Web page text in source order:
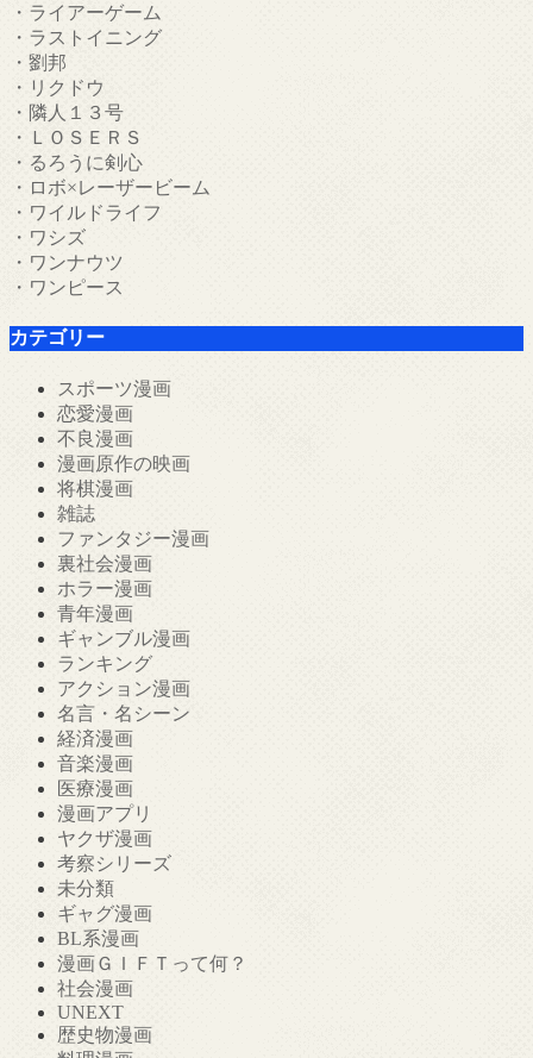
・ライアーゲーム
・ラストイニング
・劉邦
・リクドウ
・隣人１３号
・ＬＯＳＥＲＳ
・るろうに剣心
・ロボ×レーザービーム
・ワイルドライフ
・ワシズ
・ワンナウツ
・ワンピース
カテゴリー
スポーツ漫画
恋愛漫画
不良漫画
漫画原作の映画
将棋漫画
雑誌
ファンタジー漫画
裏社会漫画
ホラー漫画
青年漫画
ギャンブル漫画
ランキング
アクション漫画
名言・名シーン
経済漫画
音楽漫画
医療漫画
漫画アプリ
ヤクザ漫画
考察シリーズ
未分類
ギャグ漫画
BL系漫画
漫画ＧＩＦＴって何？
社会漫画
UNEXT
歴史物漫画